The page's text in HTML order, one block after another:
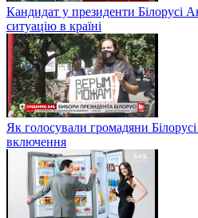
Кандидат у президенти Білорусі
ситуацію в країні
Як голосували громадяни
включення